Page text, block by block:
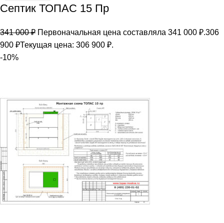
Септик ТОПАС 15 Пр
341 000₽ Первоначальная цена составляла 341 000 ₽.306
900 ₽Текущая цена: 306 900 ₽.
-10%